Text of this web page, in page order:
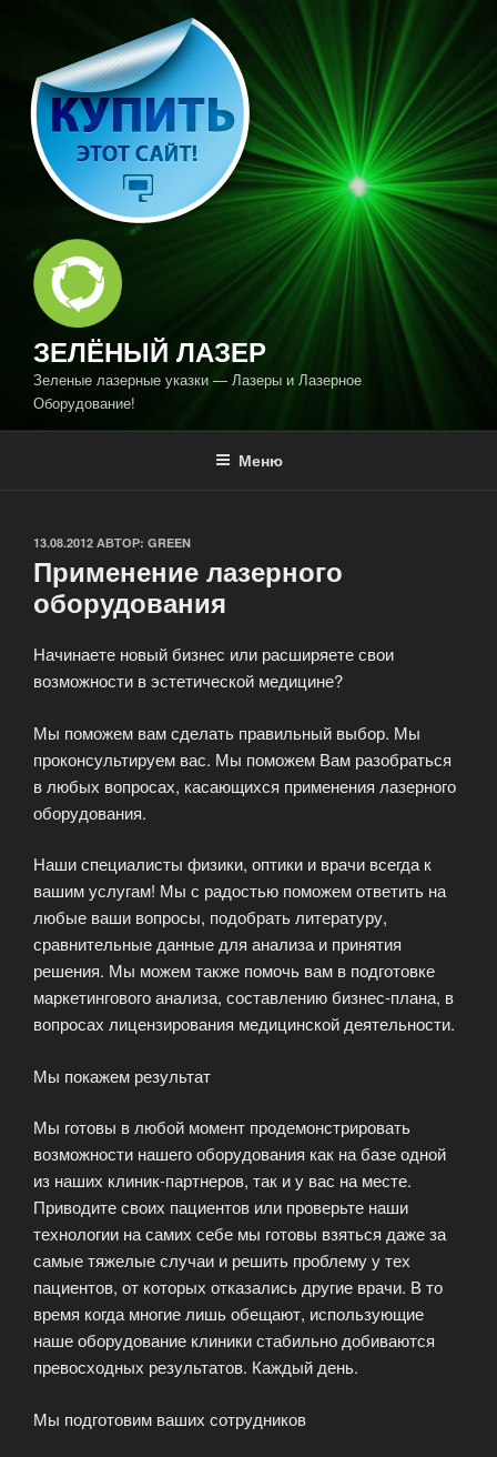
содержимому
ЗЕЛЁНЫЙ ЛАЗЕР
Зеленые лазерные указки — Лазеры и Лазерное
Оборудование!
Меню
ОПУБЛИКОВАНО
13.08.2012 АВТОР: GREEN
Применение лазерного
оборудования
Начинаете новый бизнес или расширяете свои
возможности в эстетической медицине?
Мы поможем вам сделать правильный выбор. Мы
проконсультируем вас. Мы поможем Вам разобраться
в любых вопросах, касающихся применения лазерного
оборудования.
Наши специалисты физики, оптики и врачи всегда к
вашим услугам! Мы с радостью поможем ответить на
любые ваши вопросы, подобрать литературу,
сравнительные данные для анализа и принятия
решения. Мы можем также помочь вам в подготовке
маркетингового анализа, составлению бизнес-плана, в
вопросах лицензирования медицинской деятельности.
Мы покажем результат
Мы готовы в любой момент продемонстрировать
возможности нашего оборудования как на базе одной
из наших клиник-партнеров, так и у вас на месте.
Приводите своих пациентов или проверьте наши
технологии на самих себе мы готовы взяться даже за
самые тяжелые случаи и решить проблему у тех
пациентов, от которых отказались другие врачи. В то
время когда многие лишь обещают, использующие
наше оборудование клиники стабильно добиваются
превосходных результатов. Каждый день.
Мы подготовим ваших сотрудников